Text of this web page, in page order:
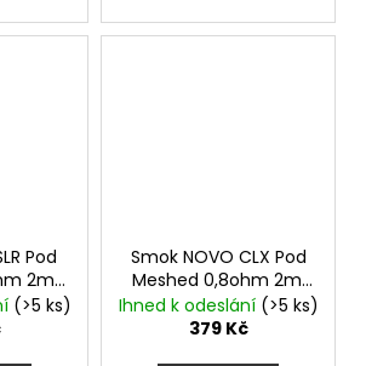
Pod
2ml
(>5 ks)
Smok NOVO CLX Pod
Meshed 0,8ohm 2ml
3ks
Ihned k odeslání (>5 ks)
379 Kč